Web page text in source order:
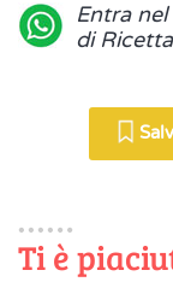
Entra
di
Ti è